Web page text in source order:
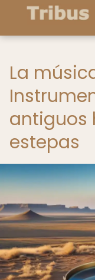
La
antiguos
estepas